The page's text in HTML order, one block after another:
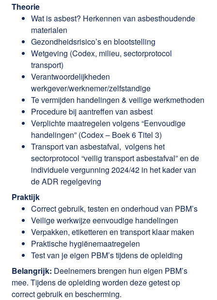
Theorie
Wat is asbest? Herkennen van asbesthoudende
materialen
Gezondheidsrisico’s en blootstelling
Wetgeving (Codex, milieu, sectorprotocol
transport)
Verantwoordelijkheden
werkgever/werknemer/zelfstandige
Te vermijden handelingen & veilige werkmethoden
Procedure bij aantreffen van asbest
Verplichte maatregelen volgens “Eenvoudige
handelingen” (Codex – Boek 6 Titel 3)
Transport van asbestafval, volgens het
sectorprotocol “veilig transport asbestafval” en de
individuele vergunning 2024/42 in het kader van
de ADR regelgeving
Praktijk
Correct gebruik, testen en onderhoud van PBM’s
Veilige werkwijze eenvoudige handelingen
Verpakken, etiketteren en transport klaar maken
Praktische hygiënemaatregelen
Test van je eigen PBM’s tijdens de opleiding
Belangrijk: Deelnemers brengen hun eigen PBM’s
mee. Tijdens de opleiding worden deze getest op
correct gebruik en bescherming.